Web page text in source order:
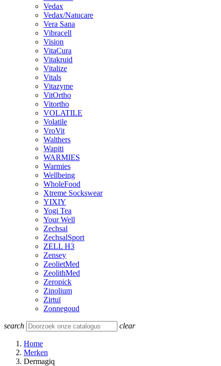
Vedax
Vedax/Natucare
Vera Sana
Vibracell
Vision
VitaCura
Vitakruid
Vitalize
Vitals
Vitazyme
VitOrtho
Vitortho
VOLATILE
Volatile
VroVit
Walthers
Wapiti
WARMIES
Warmies
Wellbeing
WholeFood
Xtreme Sockswear
YIXIY
Yogi Tea
Your Well
Zechsal
ZechsalSport
ZELL H3
Zensey
ZeolietMed
ZeolithMed
Zeropick
Zinolium
Zirtuï
Zonnegoud
search clear
Home
Merken
Dermagiq